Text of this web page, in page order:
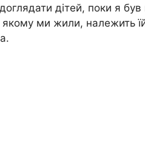
дітей, поки я був
ми жили, належить